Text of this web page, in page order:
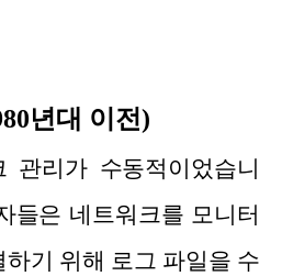
년대 이전)
관리가 수동적이었습니
들은 네트워크를 모니터
기 위해 로그 파일을 수